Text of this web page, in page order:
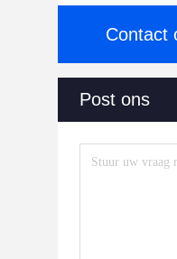
Contact
Post ons